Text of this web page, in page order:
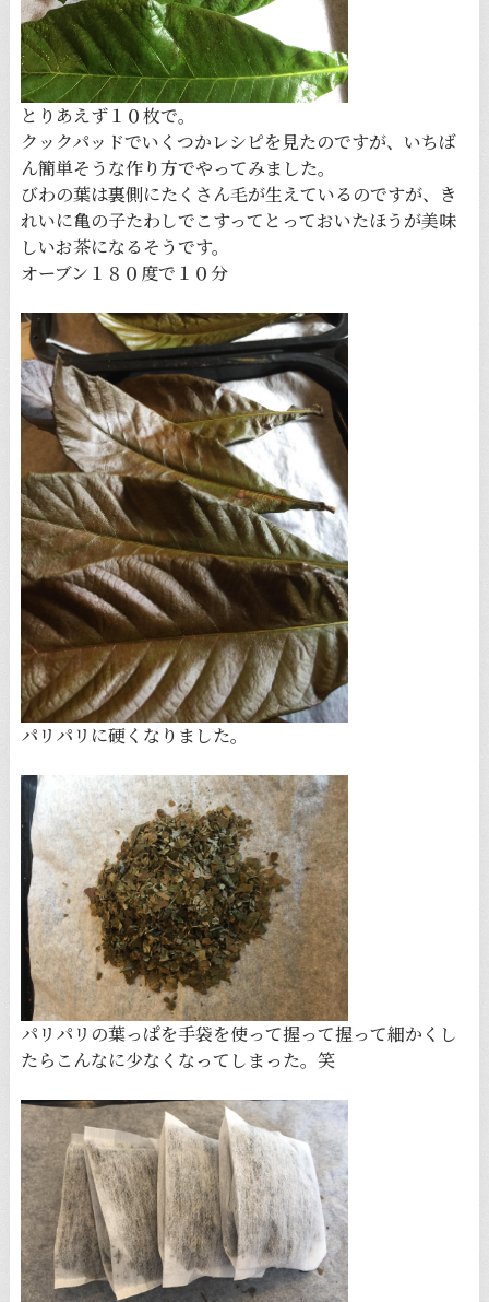
とりあえず１０枚で。
クックパッドでいくつかレシピを見たのですが、いちば
ん簡単そうな作り方でやってみました。
びわの葉は裏側にたくさん毛が生えているのですが、き
れいに亀の子たわしでこすってとっておいたほうが美味
しいお茶になるそうです。
オーブン１８０度で１０分
パリパリに硬くなりました。
パリパリの葉っぱを手袋を使って握って握って細かくし
たらこんなに少なくなってしまった。笑